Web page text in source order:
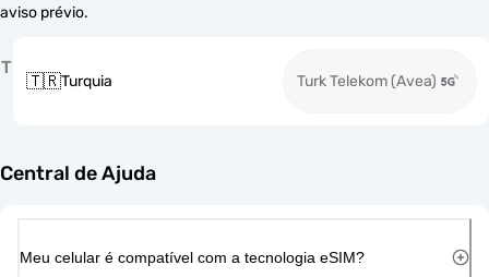
aviso prévio.
T
🇹🇷Turquia Turk Telekom (Avea)
Central de Ajuda
Meu celular é compatível com a tecnologia eSIM?